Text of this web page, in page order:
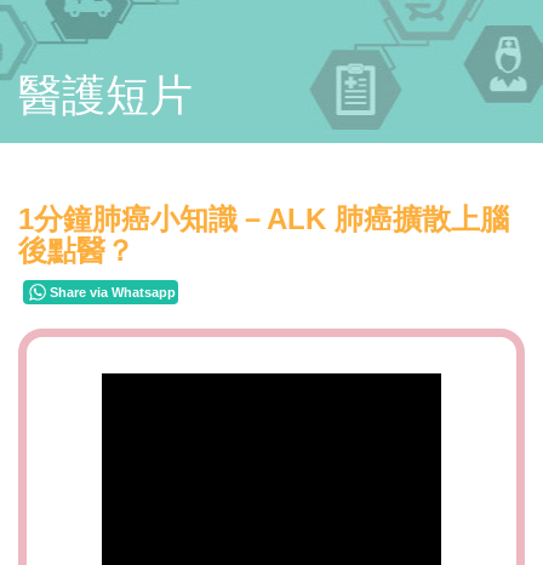
醫護短片
1分鐘肺癌小知識－ALK 肺癌擴散上腦
後點醫？
Share via Whatsapp